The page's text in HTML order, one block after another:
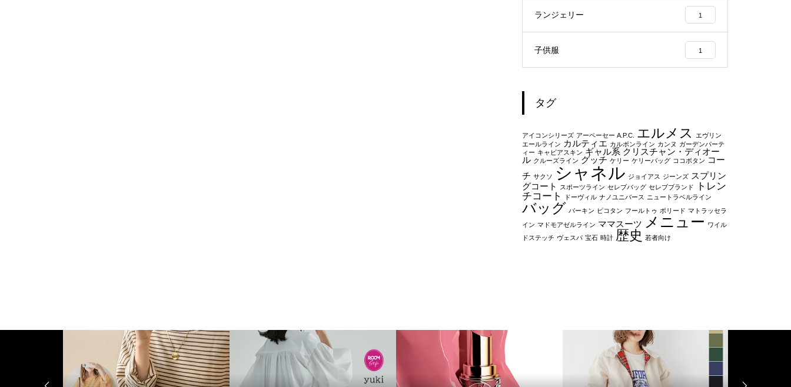
ランジェリー 1
子供服 1
タグ
アイコンシリーズ アーペーセー A.P.C. エルメス
エヴリン
エールライン カルティエ カルボンライン カンヌ ガーデンパーテ
ィー キャビアスキン ギャル系 クリスチャン・ディオー
ル クルーズライン グッチ ケリー ケリーバッグ ココボタン コー
チ サクソ シャネル ジョイアス ジーンズ スプリン
グコート
スポーツライン セレブバッグ セレブブランド
トレン
チコート
ドーヴィル ナノユニバース ニュートラベルライン
バッグ バーキン ピコタン フールトゥ ボリード マトラッセラ
イン マドモアゼルライン ママスーツ メニュー ワイル
ドステッチ ヴェスパ 宝石 時計 歴史 若者向け